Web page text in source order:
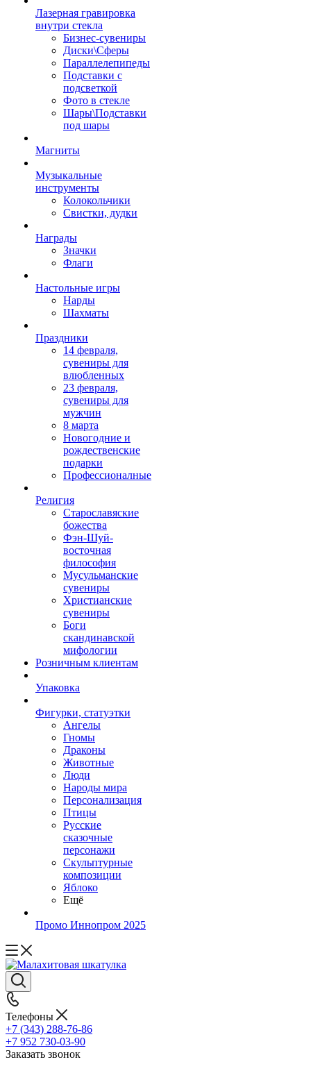
Лазерная гравировка
внутри стекла
Бизнес-сувениры
Диски\Сферы
Параллелепипеды
Подставки с
подсветкой
Фото в стекле
Шары\Подставки
под шары
Магниты
Музыкальные
инструменты
Колокольчики
Свистки, дудки
Награды
Значки
Флаги
Настольные игры
Нарды
Шахматы
Праздники
14 февраля,
сувениры для
влюбленных
23 февраля,
сувениры для
мужчин
8 марта
Новогодние и
рождественские
подарки
Профессионалные
Религия
Старославяские
божества
Фэн-Шуй-
восточная
философия
Мусульманские
сувениры
Христианские
сувениры
Боги
скандинавской
мифологии
Розничным клиентам
Упаковка
Фигурки, статуэтки
Ангелы
Гномы
Драконы
Животные
Люди
Народы мира
Персонализация
Птицы
Русские
сказочные
персонажи
Скульптурные
композиции
Яблоко
Ещё
Промо Иннопром 2025
Телефоны
+7 (343) 288-76-86
+7 952 730-03-90
Заказать звонок